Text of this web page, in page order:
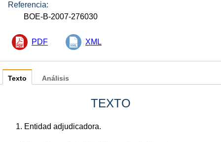
Referencia:
BOE-B-2007-276030
PDF XML
Texto
TEXTO
1. Entidad adjudicadora.
Análisis